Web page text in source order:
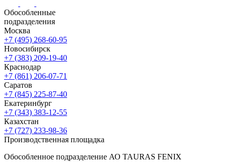
Обособленные
подразделения
Москва
+7 (495) 268-60-95
Новосибирск
+7 (383) 209-19-40
Краснодар
+7 (861) 206-07-71
Саратов
+7 (845) 225-87-40
Екатеринбург
+7 (343) 383-12-55
Казахстан
+7 (727) 233-98-36
Производственная площадка
Обособленное подразделение АО TAURAS FENIX